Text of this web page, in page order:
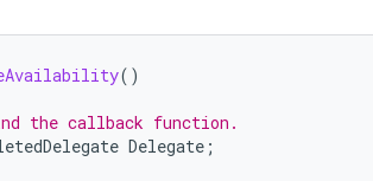
()
the callback function.
Delegate ;